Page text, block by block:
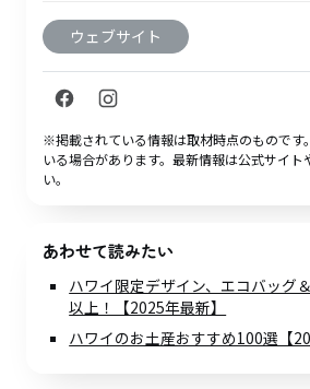
ウェブサイト
※掲載されている情報は取材時点のものです
いる場合があります。最新情報は公式サイト
い。
あわせて読みたい
ハワイ限定デザイン、エコバッグ
以上！【2025年最新】
ハワイのお土産おすすめ100選【